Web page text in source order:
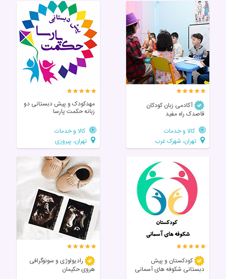
آکادمی زبان کودکان
قاصدک راه مفید
کالا و خدمات
تهران، شهرک غرب
مهدکودک و پیش دبستانی دو
زبانه حکمت پارسا
کالا و خدمات
تهران، پیروزی
کودکستان و پیش
دبستانی شکوفه های آسمانی
رادیولوژی و سونوگرافی
هروی حکیمان